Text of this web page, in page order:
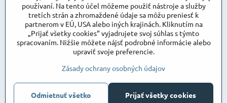
Maxstore
Bratislavská 79
Areál Satina
90201 Pezinok
vjazd do areálu z Bratislavskej ulice
Súradnice pre GPS:
48°16'48.83"N, 17°15'39.45"E
©
Copyright
používaní. Na tento účel môžeme použiť nástroje a služby
tretích strán a zhromaždené údaje sa môžu preniesť k
partnerom v EÚ, USA alebo iných krajinách. Kliknutím na
„Prijať všetky cookies“ vyjadrujete svoj súhlas s týmto
spracovaním. Nižšie môžete nájsť podrobné informácie alebo
upraviť svoje preferencie.
Zásady ochrany osobných údajov
Prijať všetky cookies
Odmietnuť všetko